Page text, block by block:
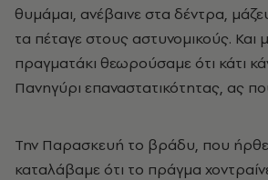
θυμάμαι, ανέβαινε στα δέντρα,
τα πέταγε στους αστυνομικούς. Και
πραγματάκι θεωρούσαμε ότι κάτι
Πανηγύρι επαναστατικότητας, ας
Την Παρασκευή το βράδυ, που ήρθε
καταλάβαμε ότι το πράγμα